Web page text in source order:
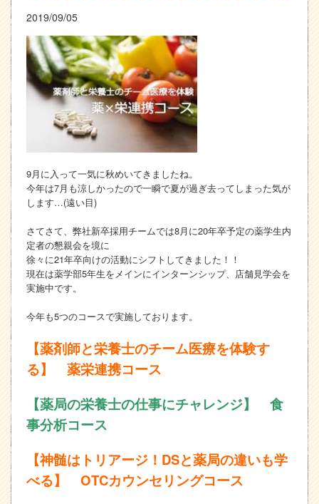
2019/09/05
9月に入って一気に秋めいてきましたね。
今年は7月も涼しかったので一瞬で夏が過ぎ去ってしまった気が
します…(遠い目)
さてさて、弊社新卒採用チームでは8月に20年卒予定の薬学生内
定者の懇親会を境に
徐々に21年卒向けの活動にシフトしてきました！！
現在は薬学部5年生をメインにインターンシップ、店舗見学会を
実施中です。
今年も5つのコースで実施しております。
【薬剤師と栄養士のチーム医療を体験す
る】 薬栄連携コース
【薬局の栄養士の仕事にチャレンジ】 食
事分析コース
【神髄はトリアージ！DSと薬局の違いも学
べる】 OTCカウンセリングコース